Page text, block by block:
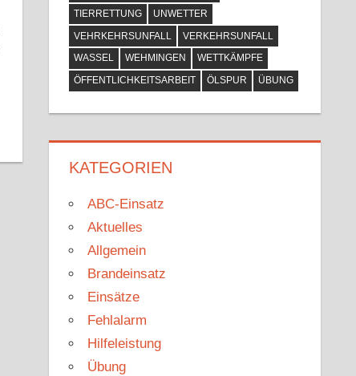
TIERRETTUNG
UNWETTER
VEHRKEHRSUNFALL
VERKEHRSUNFALL
WASSEL
WEHMINGEN
WETTKÄMPFE
ÖFFENTLICHKEITSARBEIT
ÖLSPUR ÜBUNG
KATEGORIEN
ABC-Einsatz
Aktuelles
Allgemein
Brandeinsatz
Einsätze
Fehlalarm
Hilfeleistung
Übung